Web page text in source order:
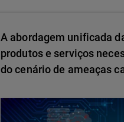
A abordagem unificada
produtos e serviços
do cenário de ameaças